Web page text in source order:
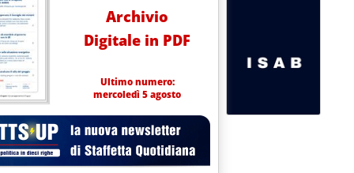
Archivio
Digitale in PDF
Ultimo numero:
mercoledì 5 agosto